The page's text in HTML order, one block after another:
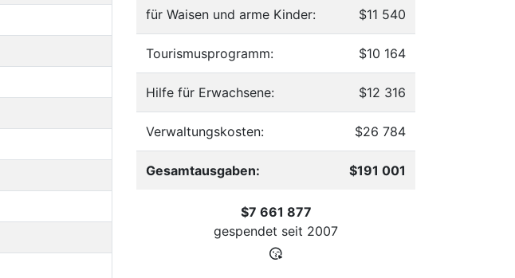
für Waisen und arme Kinder: $11 540
Tourismusprogramm: $10 164
Hilfe für Erwachsene: $12 316
Verwaltungskosten: $26 784
Gesamtausgaben: $191 001
$7 661 877
gespendet seit 2007